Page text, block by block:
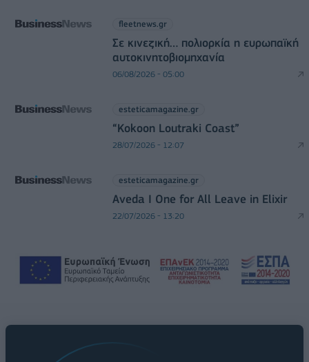
fleetnews.gr
Σε κινεζική… πολιορκία η ευρωπαϊκή
αυτοκινητοβιομηχανία
06/08/2026 - 05:00
esteticamagazine.gr
“Kokoon Loutraki Coast”
28/07/2026 - 12:07
esteticamagazine.gr
Aveda I One for All Leave in Elixir
22/07/2026 - 13:20